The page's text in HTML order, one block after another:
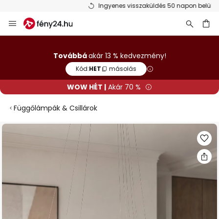
Ingyenes visszaküldés 50 napon belül
Ugrás
a
Továbbáakár 13 % kedvezmény!
Kód:HET másolás
WOW HÉT | Akár 70 %
Függőlámpák & Csillárok
Ugrás